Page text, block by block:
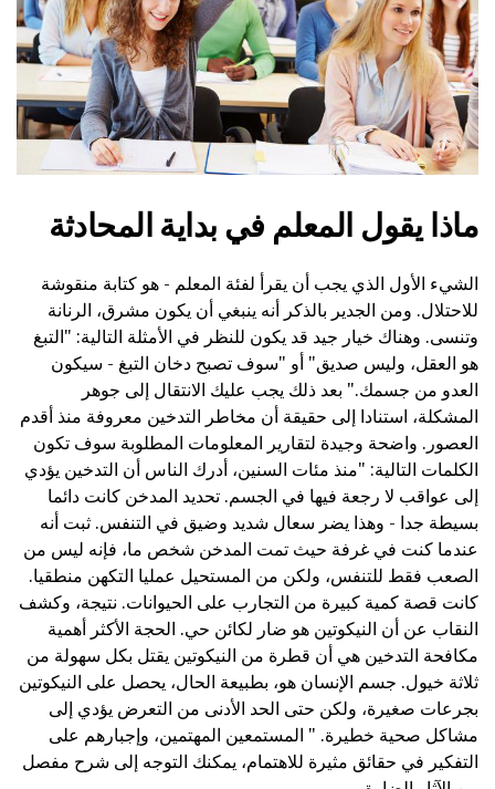
ماذا يقول المعلم في بداية المحادثة
الشيء الأول الذي يجب أن يقرأ لفئة المعلم - هو كتابة منقوشة
للاحتلال. ومن الجدير بالذكر أنه ينبغي أن يكون مشرق، الرنانة
وتنسى. وهناك خيار جيد قد يكون للنظر في الأمثلة التالية: "التبغ
هو العقل، وليس صديق" أو "سوف تصبح دخان التبغ - سيكون
العدو من جسمك." بعد ذلك يجب عليك الانتقال إلى جوهر
المشكلة، استنادا إلى حقيقة أن مخاطر التدخين معروفة منذ أقدم
العصور. واضحة وجيدة لتقارير المعلومات المطلوبة سوف تكون
الكلمات التالية: "منذ مئات السنين، أدرك الناس أن التدخين يؤدي
إلى عواقب لا رجعة فيها في الجسم. تحديد المدخن كانت دائما
بسيطة جدا - وهذا يضر سعال شديد وضيق في التنفس. ثبت أنه
عندما كنت في غرفة حيث تمت المدخن شخص ما، فإنه ليس من
الصعب فقط للتنفس، ولكن من المستحيل عمليا التكهن منطقيا.
كانت قصة كمية كبيرة من التجارب على الحيوانات. نتيجة، وكشف
النقاب عن أن النيكوتين هو ضار لكائن حي. الحجة الأكثر أهمية
مكافحة التدخين هي أن قطرة من النيكوتين يقتل بكل سهولة من
ثلاثة خيول. جسم الإنسان هو، بطبيعة الحال، يحصل على النيكوتين
بجرعات صغيرة، ولكن حتى الحد الأدنى من التعرض يؤدي إلى
مشاكل صحية خطيرة. " المستمعين المهتمين، وإجبارهم على
التفكير في حقائق مثيرة للاهتمام، يمكنك التوجه إلى شرح مفصل